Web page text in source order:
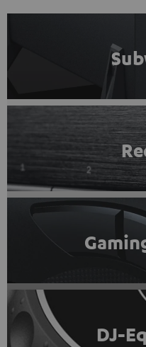
DJ-